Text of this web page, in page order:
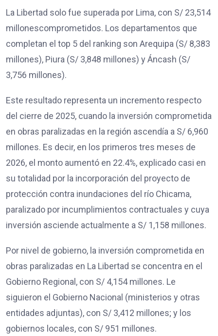
La Libertad solo fue superada por Lima, con S/ 23,514
millonescomprometidos. Los departamentos que
completan el top 5 del ranking son Arequipa (S/ 8,383
millones), Piura (S/ 3,848 millones) y Áncash (S/
3,756 millones).
Este resultado representa un incremento respecto
del cierre de 2025, cuando la inversión comprometida
en obras paralizadas en la región ascendía a S/ 6,960
millones. Es decir, en los primeros tres meses de
2026, el monto aumentó en 22.4%, explicado casi en
su totalidad por la incorporación del proyecto de
protección contra inundaciones del río Chicama,
paralizado por incumplimientos contractuales y cuya
inversión asciende actualmente a S/ 1,158 millones.
Por nivel de gobierno, la inversión comprometida en
obras paralizadas en La Libertad se concentra en el
Gobierno Regional, con S/ 4,154 millones. Le
siguieron el Gobierno Nacional (ministerios y otras
entidades adjuntas), con S/ 3,412 millones; y los
gobiernos locales, con S/ 951 millones.